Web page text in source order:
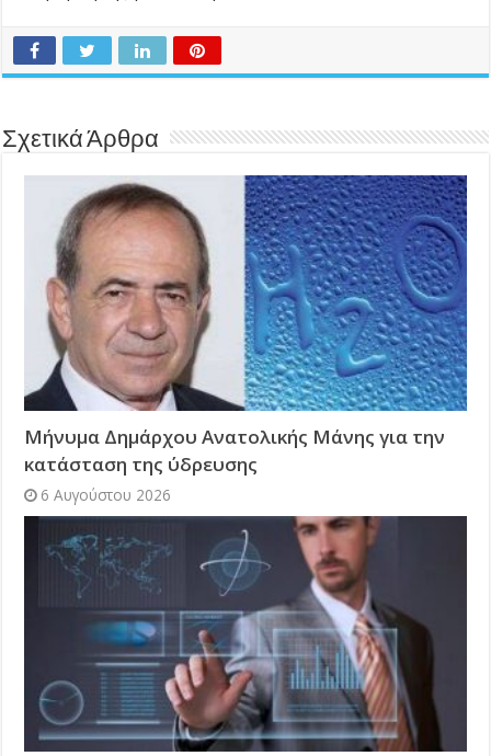
Σχετικά Άρθρα
Μήνυμα Δημάρχου Ανατολικής Μάνης για την
κατάσταση της ύδρευσης
6 Αυγούστου 2026